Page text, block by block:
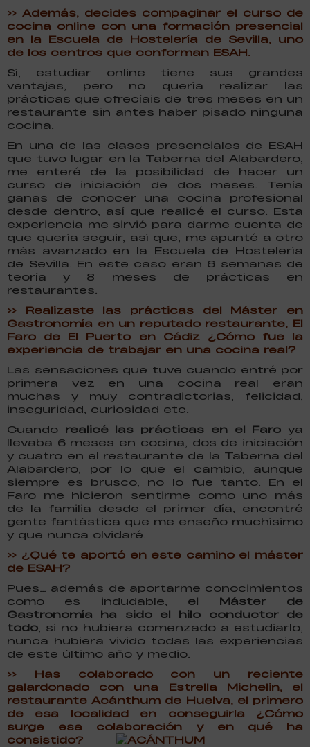
>> Además, decides compaginar el curso de
cocina online con una formación presencial
en la Escuela de Hostelería de Sevilla, uno
de los centros que conforman ESAH.
Sí, estudiar online tiene sus grandes
ventajas, pero no quería realizar las
prácticas que ofrecíais de tres meses en un
restaurante sin antes haber pisado ninguna
cocina.
En una de las clases presenciales de ESAH
que tuvo lugar en la Taberna del Alabardero,
me enteré de la posibilidad de hacer un
curso de iniciación de dos meses. Tenía
ganas de conocer una cocina profesional
desde dentro, así que realicé el curso. Esta
experiencia me sirvió para darme cuenta de
que quería seguir, así que, me apunté a otro
más avanzado en la Escuela de Hostelería
de Sevilla. En este caso eran 6 semanas de
teoría y 8 meses de prácticas en
restaurantes.
>> Realizaste las prácticas del Máster en
Gastronomía en un reputado restaurante, El
Faro de El Puerto en Cádiz ¿Cómo fue la
experiencia de trabajar en una cocina real?
Las sensaciones que tuve cuando entré por
primera vez en una cocina real eran
muchas y muy contradictorias, felicidad,
inseguridad, curiosidad etc.
Cuando realicé las prácticas en el Faro ya
llevaba 6 meses en cocina, dos de iniciación
y cuatro en el restaurante de la Taberna del
Alabardero, por lo que el cambio, aunque
siempre es brusco, no lo fue tanto. En el
Faro me hicieron sentirme como uno más
de la familia desde el primer día, encontré
gente fantástica que me enseño muchísimo
y que nunca olvidaré.
>> ¿Qué te aportó en este camino el máster
de ESAH?
Pues… además de aportarme conocimientos
como es indudable, el Máster de
Gastronomía ha sido el hilo conductor de
todo, si no hubiera comenzado a estudiarlo,
nunca hubiera vivido todas las experiencias
de este último año y medio.
>> Has colaborado con un reciente
galardonado con una Estrella Michelin, el
restaurante Acánthum de Huelva, el primero
de esa localidad en conseguirla ¿Cómo
surge esa colaboración y en qué ha
consistido?